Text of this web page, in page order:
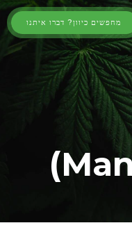
מחפשים כיוון? דברו איתנו